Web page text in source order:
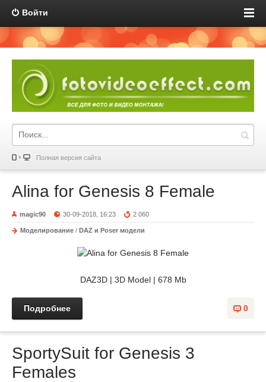
Войти
Полная версия сайта
Alina for Genesis 8 Female
magic90 30-09-2018, 16:23 2 060
Моделирование / DAZ и Poser модели
DAZ3D | 3D Model | 678 Mb
0
Подробнее
SportySuit for Genesis 3
Females